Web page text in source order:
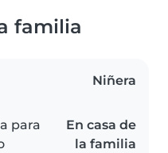
familia
Niñera
para
En casa de
la familia